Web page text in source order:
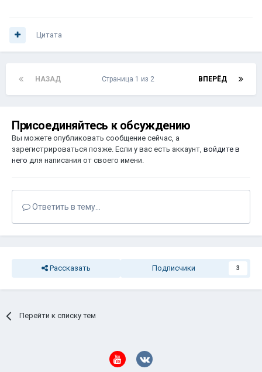
Цитата
НАЗАД ВПЕРЁД
Страница 1 из 2
Присоединяйтесь к обсуждению
Вы можете опубликовать сообщение сейчас, а
зарегистрироваться позже. Если у вас есть аккаунт, войдите в
него для написания от своего имени.
Ответить в тему...
Рассказать Подписчики 3
Перейти к списку тем